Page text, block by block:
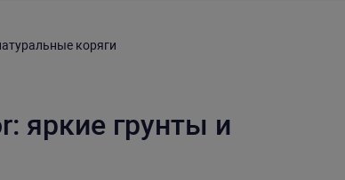
коряги
яркие грунты и